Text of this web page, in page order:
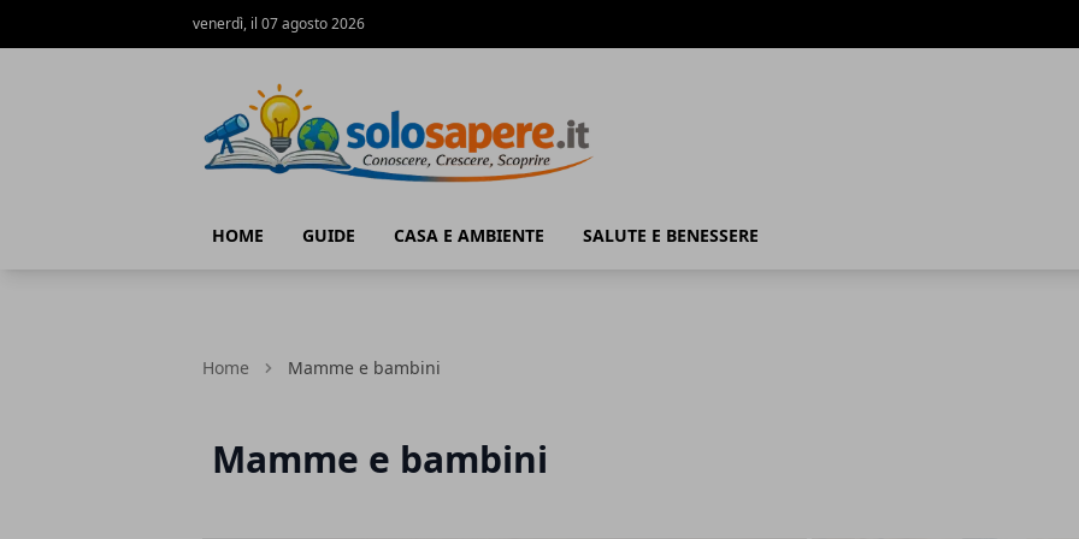
venerdì, il 07 agosto 2026
HOME GUIDE CASA E AMBIENTE SALUTE E BENESSERE
Home Mamme e bambini
Mamme e bambini